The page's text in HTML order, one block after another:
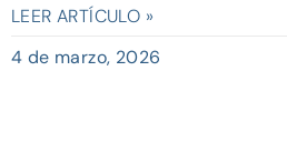
LEER ARTÍCULO »
4 de marzo, 2026